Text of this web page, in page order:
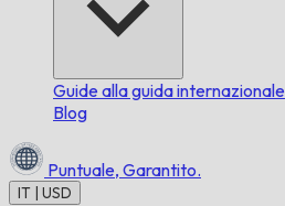
Guide alla guida internazionale
Blog
Puntuale, Garantito.
IT | USD